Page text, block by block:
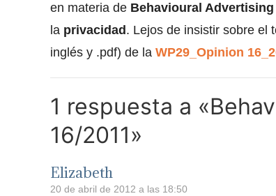
en materia de Behavioural Advertising
la privacidad . Lejos de insistir sobre el
inglés y .pdf) de la WP29_Opinion
1 respuesta a
16/2011»
Elizabeth
20 de abril de 2012 a las 18:50